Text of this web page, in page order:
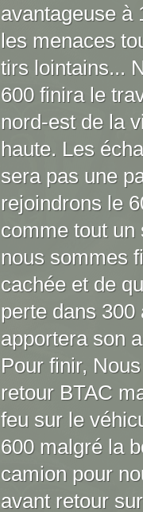
avantageuse à
les menaces
tirs lointains...
600 finira le
nord-est de la
haute. Les
sera pas une
rejoindrons le
comme tout un
nous sommes
cachée et de
perte dans
apportera son
Pour finir,
retour BTAC
feu sur le
600 malgré la
camion pour
avant retour